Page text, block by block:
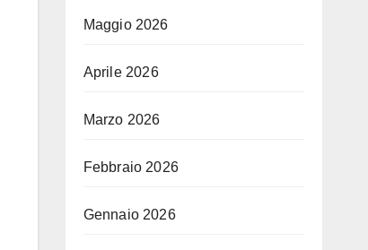
Maggio 2026
Aprile 2026
Marzo 2026
Febbraio 2026
Gennaio 2026